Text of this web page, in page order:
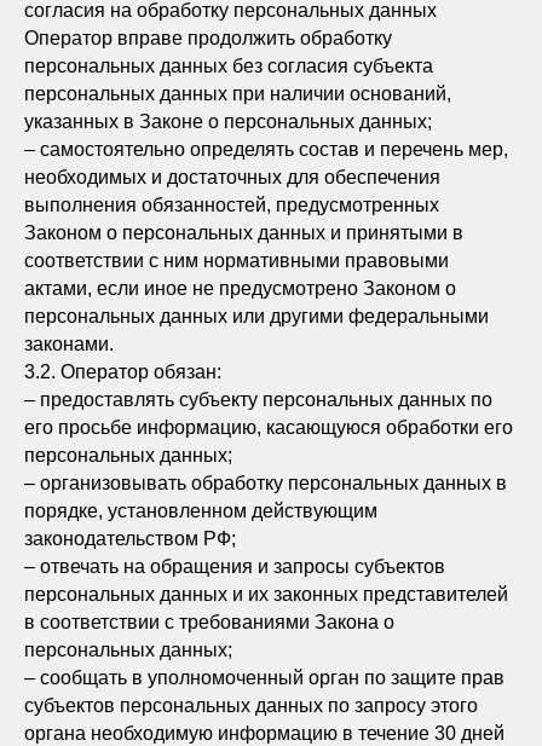
согласия на обработку персональных данных
Оператор вправе продолжить обработку
персональных данных без согласия субъекта
персональных данных при наличии оснований,
указанных в Законе о персональных данных;
– самостоятельно определять состав и перечень мер,
необходимых и достаточных для обеспечения
выполнения обязанностей, предусмотренных
Законом о персональных данных и принятыми в
соответствии с ним нормативными правовыми
актами, если иное не предусмотрено Законом о
персональных данных или другими федеральными
законами.
3.2. Оператор обязан:
– предоставлять субъекту персональных данных по
его просьбе информацию, касающуюся обработки его
персональных данных;
– организовывать обработку персональных данных в
порядке, установленном действующим
законодательством РФ;
– отвечать на обращения и запросы субъектов
персональных данных и их законных представителей
в соответствии с требованиями Закона о
персональных данных;
– сообщать в уполномоченный орган по защите прав
субъектов персональных данных по запросу этого
органа необходимую информацию в течение 30 дней